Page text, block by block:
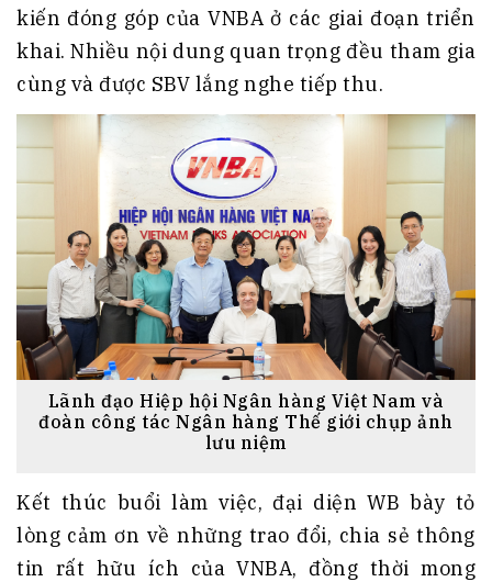
kiến đóng góp của VNBA ở các giai đoạn triển
khai. Nhiều nội dung quan trọng đều tham gia
cùng và được SBV lắng nghe tiếp thu.
Lãnh đạo Hiệp hội Ngân hàng Việt Nam và
đoàn công tác Ngân hàng Thế giới chụp ảnh
lưu niệm
Kết thúc buổi làm việc, đại diện WB bày tỏ
lòng cảm ơn về những trao đổi, chia sẻ thông
tin rất hữu ích của VNBA, đồng thời mong